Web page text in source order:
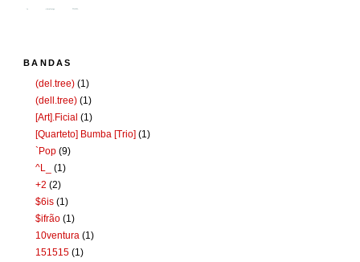
BANDAS
(del.tree) (1)
(dell.tree) (1)
[Art].Ficial (1)
[Quarteto] Bumba [Trio] (1)
`Pop (9)
^L_
(1)
+2 (2)
$6is (1)
$ifrão (1)
10ventura (1)
151515 (1)